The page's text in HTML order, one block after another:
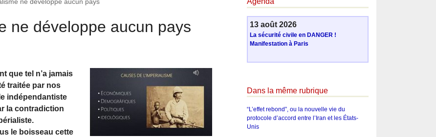
ne développe aucun pays
que tel n’a jamais
traitée par nos
indépendantiste
la contradiction
le boisseau cette
13 août 2026
La sécurité civile en DANGER !
Manifestation à Paris
Dans la même rubrique
“L’effet rebond”, ou la nouvelle vie du
protocole d’accord entre l’Iran et les États-
Unis